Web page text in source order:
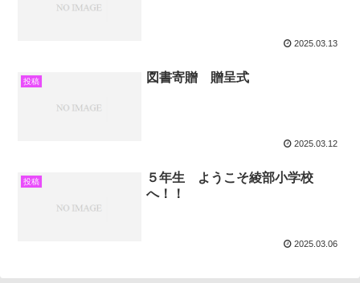
2025.03.13
投稿 図書寄贈 贈呈式
2025.03.12
投稿
５年生 ようこそ綾部小学校
へ！！
2025.03.06